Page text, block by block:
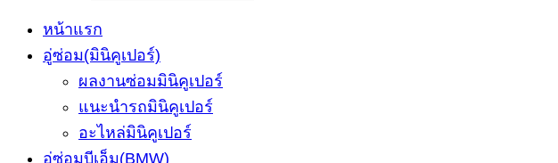
หน้าแรก
อู่ซ่อม(มินิคูเปอร์)
ผลงานซ่อมมินิคูเปอร์
แนะนำรถมินิคูเปอร์
อะไหล่มินิคูเปอร์
อู่ซ่อมบีเอ็ม(BMW)